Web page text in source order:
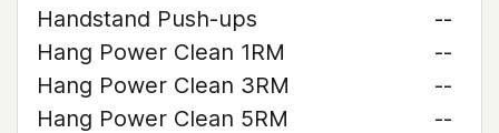
Handstand Push-ups
--
Hang Power Clean 1RM
--
Hang Power Clean 3RM
--
Hang Power Clean 5RM
--